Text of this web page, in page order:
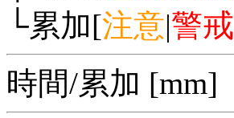
└累加[注意|警戒
時間/累加 [mm]